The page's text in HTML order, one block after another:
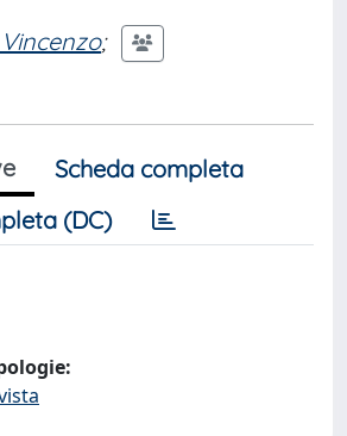
Vincenzo;
Scheda completa
(DC)